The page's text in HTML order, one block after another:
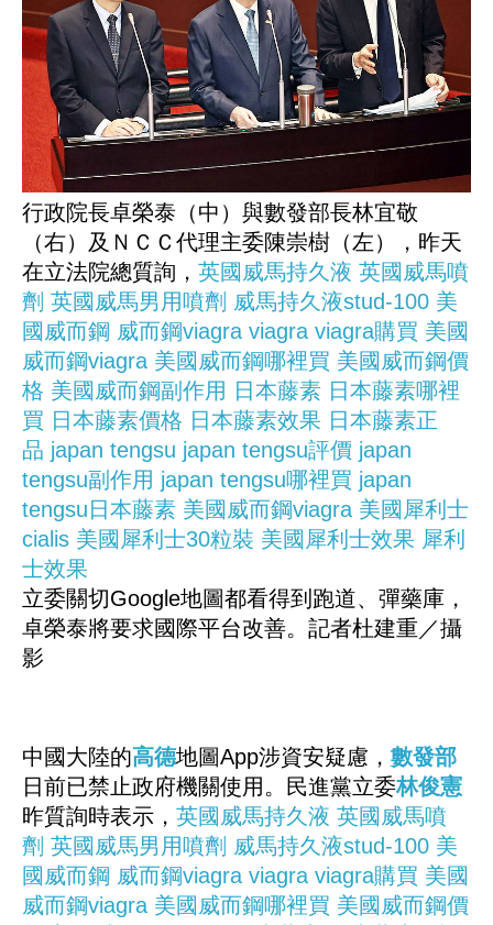
行政院長卓榮泰（中）與數發部長林宜敬
（右）及ＮＣＣ代理主委陳崇樹（左），昨天
在立法院總質詢， 英國威馬持久液 英國威馬噴
劑 英國威馬男用噴劑 威馬持久液stud-100 美
國威而鋼 威而鋼viagra viagra viagra購買 美國
威而鋼viagra 美國威而鋼哪裡買 美國威而鋼價
格 美國威而鋼副作用 日本藤素 日本藤素哪裡
買 日本藤素價格 日本藤素效果 日本藤素正
品 japan tengsu japan tengsu評價 japan
tengsu副作用 japan tengsu哪裡買 japan
tengsu日本藤素 美國威而鋼viagra 美國犀利士
cialis 美國犀利士30粒裝 美國犀利士效果 犀利
士效果
立委關切Google地圖都看得到跑道、彈藥庫，
卓榮泰將要求國際平台改善。記者杜建重／攝
影
中國大陸的高德地圖App涉資安疑慮， 數發部
日前已禁止政府機關使用。民進黨立委林俊憲
昨質詢時表示， 英國威馬持久液 英國威馬噴
劑 英國威馬男用噴劑 威馬持久液stud-100 美
國威而鋼 威而鋼viagra viagra viagra購買 美國
威而鋼viagra 美國威而鋼哪裡買 美國威而鋼價